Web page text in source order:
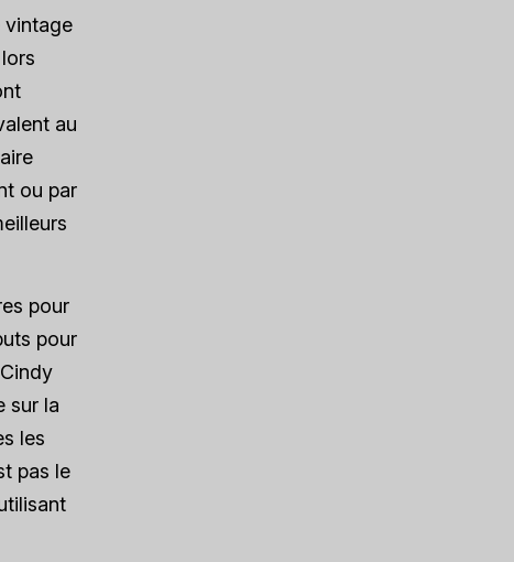
vintage
au
ou par
pour
pour
sur la
les
pas le